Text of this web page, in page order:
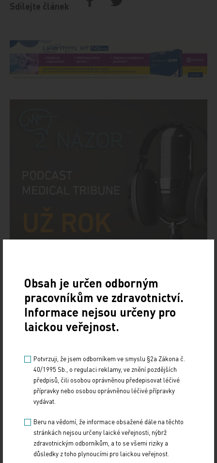
Sdílejte článek
Doporučené
Má mít každý hypertonik hypolipidemikum?
Na XXIV. sympoziu arteriální hypertenze, které se konalo
1. dubna 2026 na Novoměstské radnici v Praze, uvedl
MUDr. Martin Šatný, Ph.D., ze III.…
6. 8. 2026
Evropská kardiologická společnost (ESC) zveřejnila
klinické studie, jež budou určovat hlavní témata letošního
Obsah je určen odborným
pracovníkům ve zdravotnictví.
Informace nejsou určeny pro
laickou veřejnost.
Potvrzuji, že jsem odborníkem ve smyslu §2a Zákona č.
40/1995 Sb., o regulaci reklamy, ve znění pozdějších
předpisů, čili osobou oprávněnou předepisovat léčivé
přípravky nebo osobou oprávněnou léčivé přípravky
vydávat.
Beru na vědomí, že informace obsažené dále na těchto
stránkách nejsou určeny laické veřejnosti, nýbrž
zdravotnickým odborníkům, a to se všemi riziky a
důsledky z toho plynoucími pro laickou veřejnost.